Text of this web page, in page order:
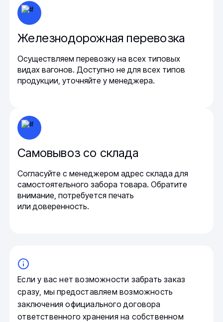
Железнодорожная перевозка
Осуществляем перевозку на всех типовых
видах вагонов. Доступно не для всех типов
продукции, уточняйте у менеджера.
Самовывоз со склада
Согласуйте с менеджером адрес склада для
самостоятельного забора товара. Обратите
внимание, потребуется печать
или доверенность.
Если у вас нет возможности забрать заказ
сразу, мы предоставляем возможность
заключения официального договора
ответственного хранения на собственном